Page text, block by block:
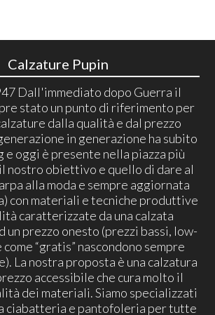
Calzature Pupin
Dall'immediato dopo Guerra il
stato un punto di riferimento per
dalla qualità e dal prezzo
in generazione ha subito
oggi è presente nella piazza più
nostro obiettivo e quello di dare al
alla moda e sempre aggiornata
con materiali e tecniche produttive
caratterizzate da una calzata
un prezzo onesto (prezzi bassi, low-
“gratis” nascondono sempre
La nostra proposta è una calzatura
accessibile che cura molto il
dei materiali. Siamo specializzati
ciabatteria e pantofoleria per tutte